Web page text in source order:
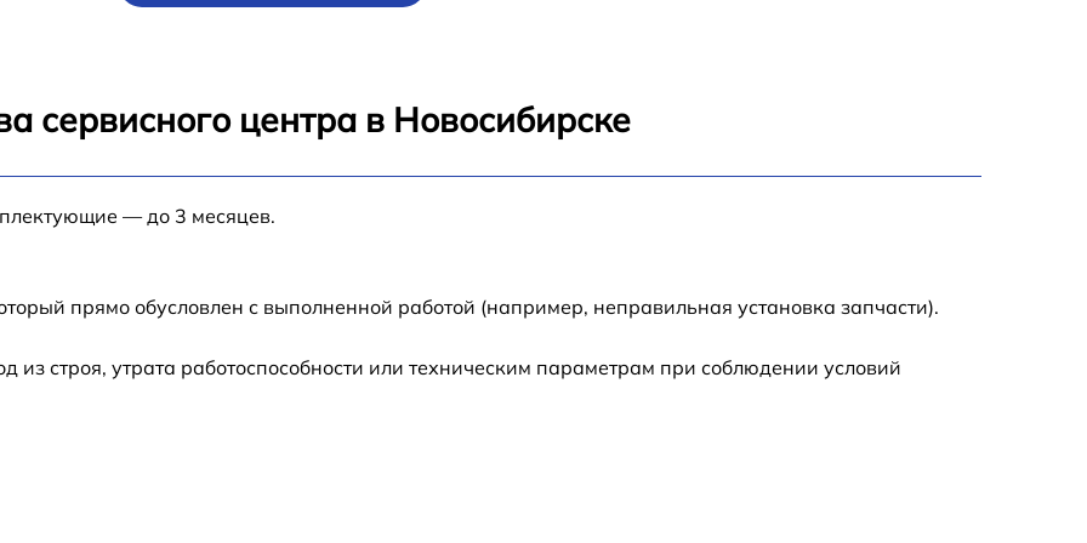
от 30 мин
от 50 мин 890 р
сервисного центра в Новосибирске
— до 3 месяцев.
прямо обусловлен с выполненной работой (например, неправильная установка запчасти).
строя, утрата работоспособности или техническим параметрам при соблюдении условий